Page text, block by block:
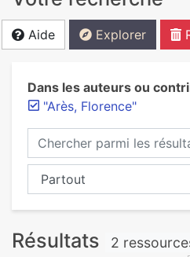
Aide Explorer
Dans les auteurs ou
"Arès, Florence"
Chercher parmi les
Chercher dans...
Résultats 2